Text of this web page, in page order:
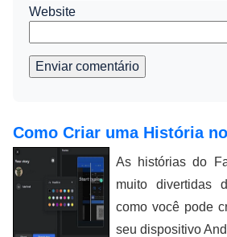
Website
Enviar comentário
Como Criar uma História
As histórias do
muito divertidas
como você pode
seu dispositivo